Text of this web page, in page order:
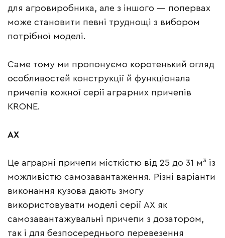
для агровиробника, але з іншого — попервах
може становити певні труднощі з вибором
потрібної моделі.
Саме тому ми пропонуємо коротенький огляд
особливостей конструкції й функціонала
причепів кожної серії аграрних причепів
KRONE.
АХ
Це аграрні причепи місткістю від 25 до 31 м³ із
можливістю самозавантаження. Різні варіанти
виконання кузова дають змогу
використовувати моделі серії АХ як
самозавантажувальні причепи з дозатором,
так і для безпосереднього перевезення